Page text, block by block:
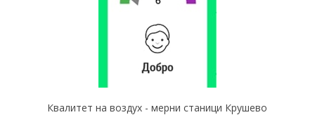
Квалитет на воздух - мерни станици Крушево